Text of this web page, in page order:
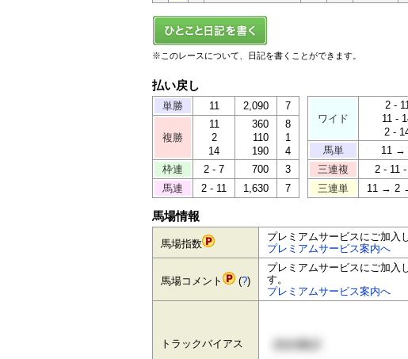
※このレースについて、日記を書くことができます。
払い戻し
単勝 11 2,090 7
複勝
11
2
14
360
110
190
8
1
4
枠連
2 - 7 700
3
馬連
2 - 11 1,630 7
ワイド
2 - 11
11 -
2 -
馬単
11 →
三連複
2 - 11
三連単
11 → 2
馬場情報
馬場指数
プレミアムサービスにご加入
プレミアムサービス案内へ
馬場コメント (?)
プレミアムサービスにご加入
す。
プレミアムサービス案内へ
トラックバイアス